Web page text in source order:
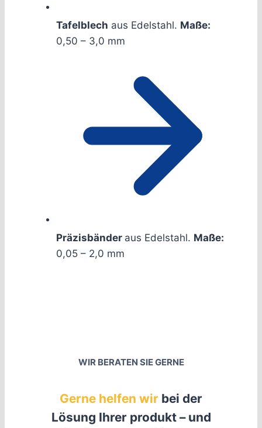
Tafelblech aus Edelstahl. Maße:
0,50 – 3,0 mm
Präzisbänder aus Edelstahl. Maße:
0,05 – 2,0 mm
WIR BERATEN SIE GERNE
Gerne helfen wir bei der
Lösung Ihrer produkt – und